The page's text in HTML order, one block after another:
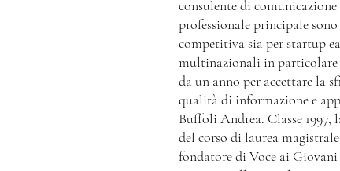
consulente di comunicazione
professionale principale
competitiva sia per startup
multinazionali in particolare
da un anno per accettare la
qualità di informazione e
Buffoli Andrea. Classe 1997,
del corso di laurea
fondatore di Voce ai